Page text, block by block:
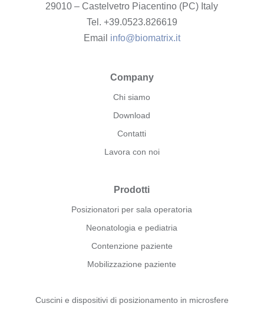
29010 – Castelvetro Piacentino (PC) Italy
Tel. +39.0523.826619
Email info@biomatrix.it
Company
Chi siamo
Download
Contatti
Lavora con noi
Prodotti
Posizionatori per sala operatoria
Neonatologia e pediatria
Contenzione paziente
Mobilizzazione paziente
Cuscini e dispositivi di posizionamento in microsfere